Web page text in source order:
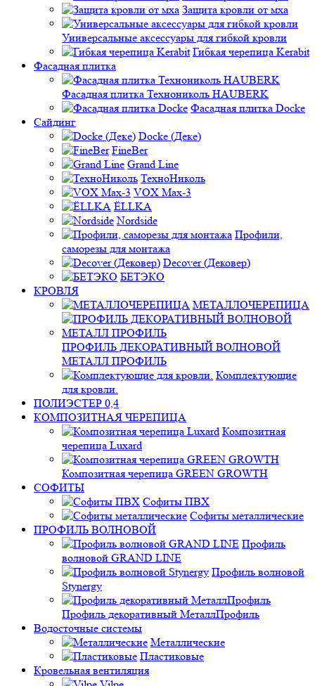
Защита кровли от мха
Универсальные аксессуары для гибкой кровли
Гибкая черепица Kerabit
Фасадная плитка
Фасадная плитка Технониколь HAUBERK
Фасадная плитка Docke
Сайдинг
Docke (Деке)
FineBer
Grand Line
ТехноНиколь
VOX Max-3
ЁLLKA
Nordside
Профили,
саморезы для монтажа
Decover (Дековер)
БЕТЭКО
КРОВЛЯ
МЕТАЛЛОЧЕРЕПИЦА
ПРОФИЛЬ ДЕКОРАТИВНЫЙ ВОЛНОВОЙ
МЕТАЛЛ ПРОФИЛЬ
Комплектующие
для кровли.
ПОЛИЭСТЕР 0,4
КОМПОЗИТНАЯ ЧЕРЕПИЦА
Композитная
черепица Luxard
Композитная черепица GREEN GROWTH
СОФИТЫ
Софиты ПВХ
Софиты металлические
ПРОФИЛЬ ВОЛНОВОЙ
Профиль
волновой GRAND LINE
Профиль волновой
Stynergy
Профиль декоративный МеталлПрофиль
Водосточные системы
Металлические
Пластиковые
Кровельная вентиляция